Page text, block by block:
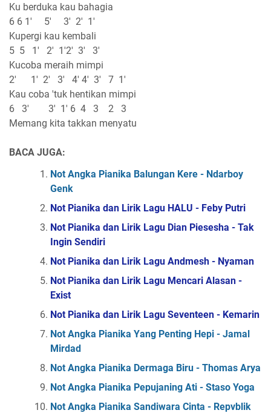
Ku berduka kau bahagia
6 6 1' 5' 3' 2' 1'
Kupergi kau kembali
5 5 1' 2' 1'2' 3' 3'
Kucoba meraih mimpi
2' 1' 2' 3' 4' 4' 3' 7 1'
Kau coba 'tuk hentikan mimpi
6 3' 3' 1' 6 4 3 2 3
Memang kita takkan menyatu
BACA JUGA:
Not Angka Pianika Balungan Kere - Ndarboy
Genk
Not Pianika dan Lirik Lagu HALU - Feby Putri
Not Pianika dan Lirik Lagu Dian Piesesha - Tak
Ingin Sendiri
Not Pianika dan Lirik Lagu Andmesh - Nyaman
Not Pianika dan Lirik Lagu Mencari Alasan -
Exist
Not Pianika dan Lirik Lagu Seventeen - Kemarin
Not Angka Pianika Yang Penting Hepi - Jamal
Mirdad
Not Angka Pianika Dermaga Biru - Thomas Arya
Not Angka Pianika Pepujaning Ati - Staso Yoga
Not Angka Pianika Sandiwara Cinta - Repvblik